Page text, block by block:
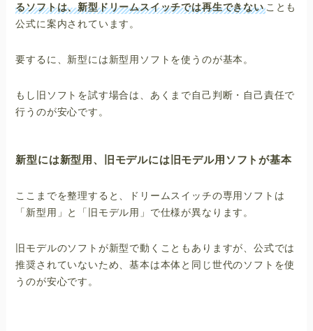
るソフトは、新型ドリームスイッチでは再生できないことも
公式に案内されています。
要するに、新型には新型用ソフトを使うのが基本。
もし旧ソフトを試す場合は、あくまで自己判断・自己責任で
行うのが安心です。
新型には新型用、旧モデルには旧モデル用ソフトが基本
ここまでを整理すると、ドリームスイッチの専用ソフトは
「新型用」と「旧モデル用」で仕様が異なります。
旧モデルのソフトが新型で動くこともありますが、公式では
推奨されていないため、基本は本体と同じ世代のソフトを使
うのが安心です。